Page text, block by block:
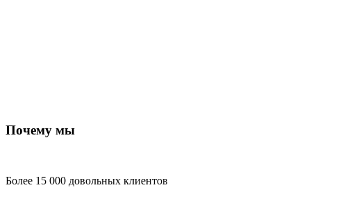
Почему мы
Более 15 000 довольных клиентов